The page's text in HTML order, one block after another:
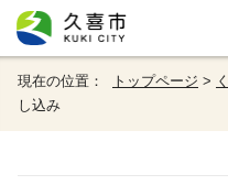
現在の位置： トップページ >
し込み